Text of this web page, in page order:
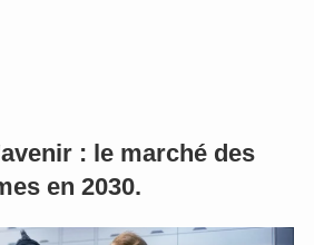
: le marché des
en 2030.